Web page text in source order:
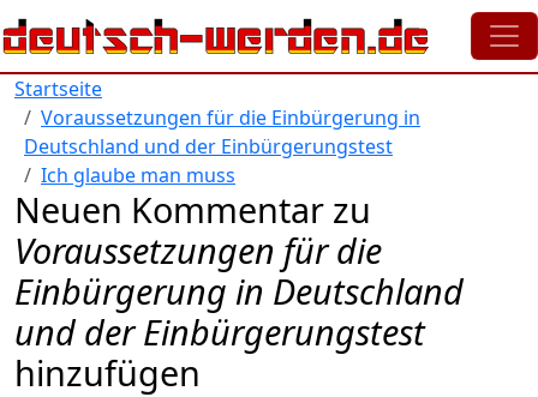
Direkt zum Inhalt
Startseite
Voraussetzungen für die Einbürgerung in
Deutschland und der Einbürgerungstest
Ich glaube man muss
Neuen Kommentar zu
Voraussetzungen für die
Einbürgerung in Deutschland
und der Einbürgerungstest
hinzufügen